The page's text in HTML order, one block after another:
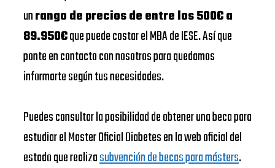
unrango de precios de entre los 500€ a
89.950€que puede costar el MBA de IESE. Así que
ponte en contacto con nosotros para quedamos
informarte según tus necesidades.
Puedes consultar la posibilidad de obtener una beca para
estudiar el Master Oficial Diabetes en la web oficial del
estado que realizasubvención de becas para másters.